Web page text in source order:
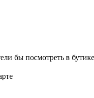
бы посмотреть в бутике